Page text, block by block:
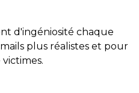
d'ingéniosité chaque
plus réalistes et pour